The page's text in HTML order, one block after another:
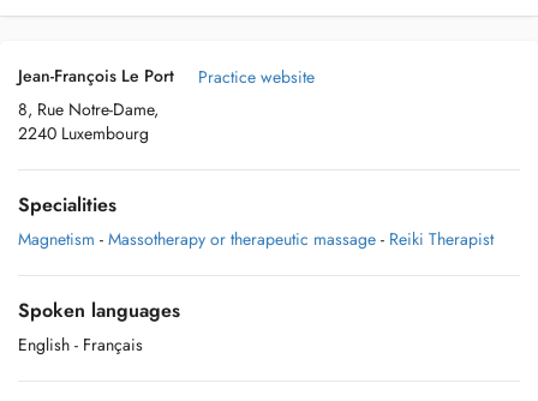
Jean-François Le Port
8, Rue Notre-Dame,
2240 Luxembourg
Practice website
Specialities
Magnetism - Massotherapy or therapeutic massage - Reiki Therapist
Spoken languages
English - Français